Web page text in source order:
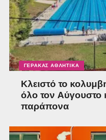
ΓΈΡΑΚΑΣ ΑΘΛΗΤΙΚΆ
Κλειστό το
όλο τον Αύγουστο
παράπονα